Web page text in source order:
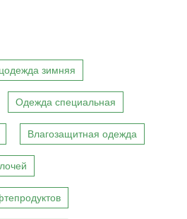
зимняя
Одежда специальная
Влагозащитная одежда